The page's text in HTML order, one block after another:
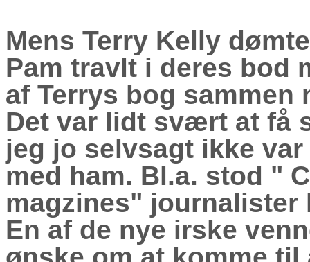
Mens Terry Kelly
Pam travlt i deres bod
af Terrys bog
Det var lidt svært at få
jeg jo selvsagt ikke
med ham. Bl.a. stod "
magzines"
En af de nye irske